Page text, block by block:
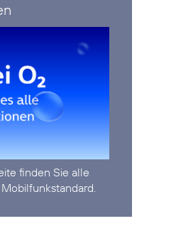
finden Sie alle